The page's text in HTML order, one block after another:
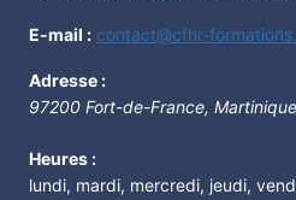
E-mail : contact@cfhr-
Adresse :
97200 Fort-de-France, Martinique
Heures :
lundi, mardi, mercredi, jeudi,